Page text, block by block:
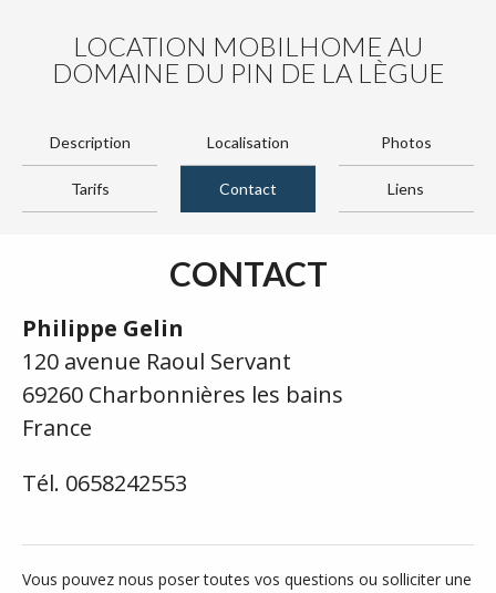
LOCATION MOBILHOME AU
DOMAINE DU PIN DE LA LÈGUE
Description Localisation Photos
Tarifs Contact Liens
CONTACT
Philippe Gelin
120 avenue Raoul Servant
69260 Charbonnières les bains
France
Tél. 0658242553
Vous pouvez nous poser toutes vos questions ou solliciter une